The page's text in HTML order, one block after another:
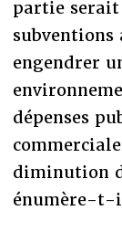
partie
engendrer
dépenses
diminution
énumère-t-